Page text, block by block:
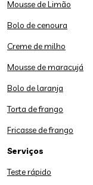
Mousse de Limão
Bolo de cenoura
Creme de milho
Mousse de maracujá
Bolo de laranja
Torta de frango
Fricasse de frango
Serviços
Teste rápido